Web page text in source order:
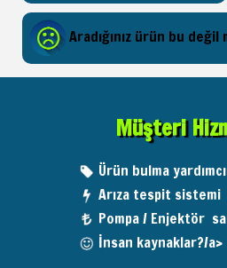
Aradığınız ürün bu değil
Müşteri
Ürün bulma
Arıza tespit sistemi
Pompa / Enjektör
İnsan kaynaklar?/a>